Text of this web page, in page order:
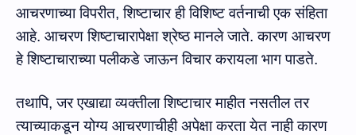
आचरणाच्‍या विपरीत,शिष्टाचार ही विशिष्ट वर्तनाची एक संहिता
आहे. आचरण शिष्टाचारापेक्षा श्रेष्ठ मानले जाते. कारण आचरण
हे शिष्टाचाराच्या पलीकडे जाऊन विचार करायला भाग पाडते.
तथापि,जर एखाद्या व्यक्तीला शिष्टाचार माहीत नसतील तर
त्याच्याकडून योग्‍य आचरणाचीही अपेक्षा करता येत नाही कारण